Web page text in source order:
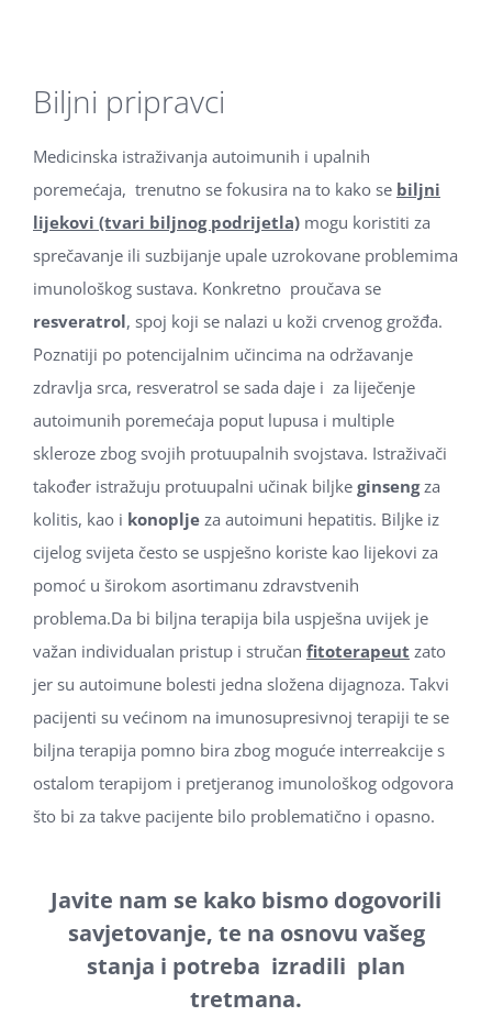
Biljni pripravci
Medicinska istraživanja autoimunih i upalnih
poremećaja, trenutno se fokusira na to kako se biljni
lijekovi (tvari biljnog podrijetla) mogu koristiti za
sprečavanje ili suzbijanje upale uzrokovane problemima
imunološkog sustava. Konkretno proučava se
resveratrol, spoj koji se nalazi u koži crvenog grožđa.
Poznatiji po potencijalnim učincima na održavanje
zdravlja srca, resveratrol se sada daje i za liječenje
autoimunih poremećaja poput lupusa i multiple
skleroze zbog svojih protuupalnih svojstava. Istraživači
također istražuju protuupalni učinak biljke ginsengza
kolitis, kao i konoplje za autoimuni hepatitis. Biljke iz
cijelog svijeta često se uspješno koriste kao lijekovi za
pomoć u širokom asortimanu zdravstvenih
problema.Da bi biljna terapija bila uspješna uvijek je
važan individualan pristup i stručan fitoterapeut zato
jer su autoimune bolesti jedna složena dijagnoza. Takvi
pacijenti su većinom na imunosupresivnoj terapiji te se
biljna terapija pomno bira zbog moguće interreakcije s
ostalom terapijom i pretjeranog imunološkog odgovora
što bi za takve pacijente bilo problematično i opasno.
Javite nam se kako bismo dogovorili
savjetovanje, te na osnovu vašeg
stanja i potreba izradili plan
tretmana.